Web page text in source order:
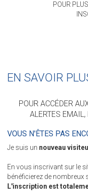
POUR
EN SAVOIR
POUR ACCÉDER
ALERTES
VOUS N'ÊTES PAS
Je suis un nouveau
En vous inscrivant sur le
bénéficierez de
L'inscription est